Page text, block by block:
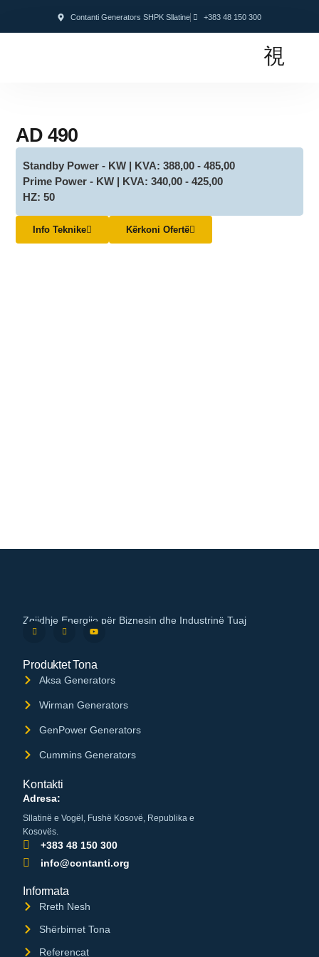
Contanti Generators SHPK Sllatine +383 48 150 300
AD 490
Standby Power - KW | KVA: 388,00 - 485,00
Prime Power - KW | KVA: 340,00 - 425,00
HZ: 50
Info Teknike Kërkoni Ofertë
Zgjidhje Energjie për Biznesin dhe Industrinë Tuaj
Produktet Tona
Aksa Generators
Wirman Generators
GenPower Generators
Cummins Generators
Kontakti
Adresa:
Sllatinë e Vogël, Fushë Kosovë, Republika e
Kosovës.
+383 48 150 300
info@contanti.org
Informata
Rreth Nesh
Shërbimet Tona
Referencat